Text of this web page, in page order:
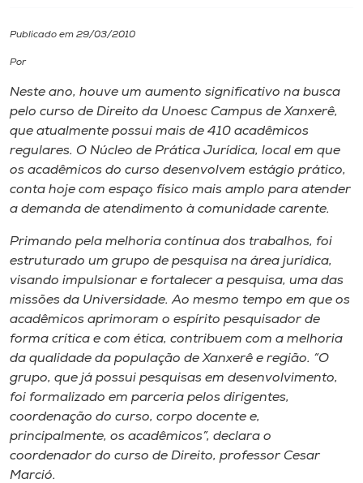
Cultura
CPA
Biblioteca
Editora
Rádio
Museu
Unoesc
Store
Publicado em 29/03/2010
Por
Neste ano, houve um aumento significativo na busca
pelo curso de Direito da Unoesc Campus de Xanxerê,
que atualmente possui mais de 410 acadêmicos
regulares. O Núcleo de Prática Jurídica, local em que
os acadêmicos do curso desenvolvem estágio prático,
conta hoje com espaço físico mais amplo para atender
a demanda de atendimento à comunidade carente.
Primando pela melhoria contínua dos trabalhos, foi
estruturado um grupo de pesquisa na área jurídica,
visando impulsionar e fortalecer a pesquisa, uma das
missões da Universidade. Ao mesmo tempo em que os
acadêmicos aprimoram o espírito pesquisador de
forma crítica e com ética, contribuem com a melhoria
da qualidade da população de Xanxerê e região. “O
grupo, que já possui pesquisas em desenvolvimento,
foi formalizado em parceria pelos dirigentes,
coordenação do curso, corpo docente e,
principalmente, os acadêmicos”, declara o
coordenador do curso de Direito, professor Cesar
Marció.